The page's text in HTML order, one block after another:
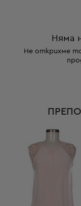
Няма
Не открихме